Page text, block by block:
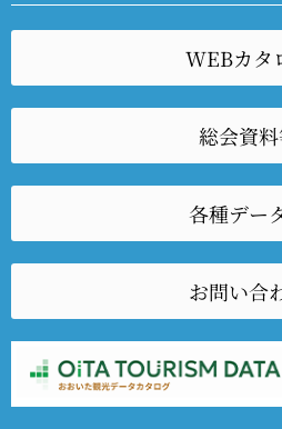
WEBカタ
総会資
各種デー
お問い合